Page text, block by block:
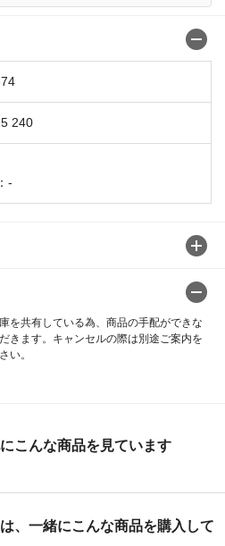
240
-
を共有している為、商品の手配ができな
きます。キャンセルの際は別途ご案内を
い。
こんな商品を見ています
、一緒にこんな商品を購入して